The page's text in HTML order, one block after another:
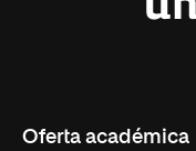
Oferta académica